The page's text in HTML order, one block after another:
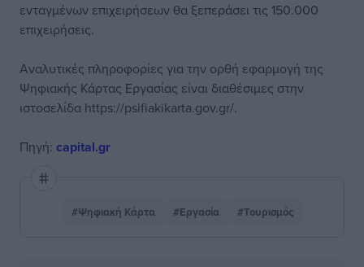
ενταγμένων επιχειρήσεων θα ξεπεράσει τις 150.000
επιχειρήσεις.
Αναλυτικές πληροφορίες για την ορθή εφαρμογή της
Ψηφιακής Κάρτας Εργασίας είναι διαθέσιμες στην
ιστοσελίδα https://psifiakikarta.gov.gr/.
Πηγή: capital.gr
#Ψηφιακή Κάρτα #Εργασία #Τουρισμός